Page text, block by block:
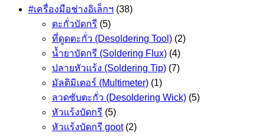
#เครื่องมือช่างอิเล็กฯ (38)
ตะกั่วบัดกรี (5)
ที่ดูดตะกั่ว (Desoldering Tool) (2)
น้ำยาบัดกรี (Soldering Flux) (4)
ปลายหัวแร้ง (Soldering Tip) (7)
มัลติมิเตอร์ (Multimeter) (1)
ลวดซับตะกั่ว (Desoldering Wick) (5)
หัวแร้งบัดกรี (5)
หัวแร้งบัดกรี goot (2)